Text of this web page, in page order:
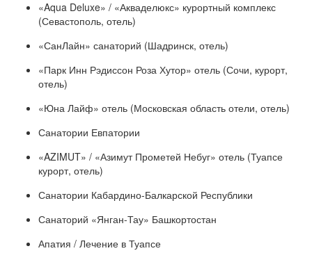
«Aqua Deluxe» / «Акваделюкс» курортный комплекс
(Севастополь, отель)
«СанЛайн» санаторий (Шадринск, отель)
«Парк Инн Рэдиссон Роза Хутор» отель (Сочи, курорт,
отель)
«Юна Лайф» отель (Московская область отели, отель)
Санатории Евпатории
«AZIMUT» / «Азимут Прометей Небуг» отель (Туапсе
курорт, отель)
Санатории Кабардино-Балкарской Республики
Санаторий «Янган-Тау» Башкортостан
Апатия / Лечение в Туапсе